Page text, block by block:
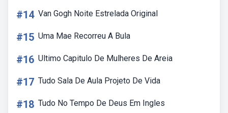
#14 Van Gogh Noite Estrelada Original
#15 Uma Mae Recorreu A Bula
#16 Ultimo Capitulo De Mulheres De Areia
#17 Tudo Sala De Aula Projeto De Vida
#18 Tudo No Tempo De Deus Em Ingles